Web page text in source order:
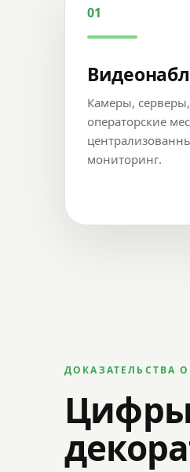
01
Камеры,
операторские
мониторинг.
ДОКАЗАТЕЛЬСТВА